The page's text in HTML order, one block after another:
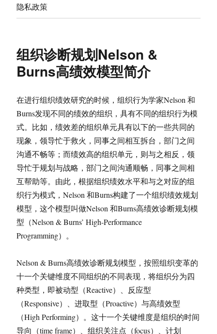
隐私政策
组织诊断规划Nelson &
Burns高绩效模型简介
在进行组织绩效研究的时候，组织行为学家Nelson 和
Burns发现不同的绩效的组织，具有不同的组织行为模
式。比如，绩效差的组织单元具有以下的一些共同的
现象，领导忙于救火，同事之间相互拆台，部门之间
沟通不畅等；而绩效高的组织单元，则与之相反，领
导忙于规划与战略，部门之间沟通顺畅，同事之间相
互帮助等。由此，根据组织绩效水平和与之对应的组
织行为模式，Nelson 和Burns构建了一个组织绩效规划
模型，这个模型叫做Nelson 和Burns高绩效诊断规划模
型（Nelson & Burns’ High-Performance
Programming）。
Nelson & Burns高绩效诊断规划模型，按照组织变革的
十一个关键维度不同组织的不同表现，将组织分为四
种类型，即被动型（Reactive）、反应型
（Responsive）、进取型（Proactive）与高绩效型
（High Performing）。这十一个关键维度是组织的时间
导向（time frame）、组织关注点（focus）、计划